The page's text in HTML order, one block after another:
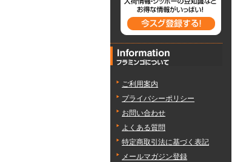
ご利用案内
プライバシーポリシー
お問い合わせ
よくある質問
特定商取引法に基づく表記
メールマガジン登録